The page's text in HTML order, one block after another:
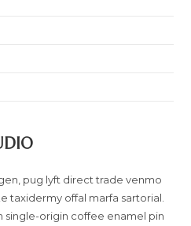
pug lyft direct trade venmo
taxidermy offal marfa sartorial.
single-origin coffee enamel pin